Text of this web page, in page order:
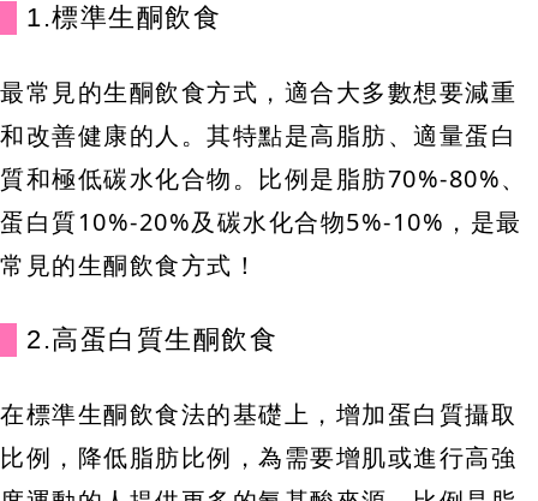
1.標準生酮飲食
最常見的生酮飲食方式，適合大多數想要減重
和改善健康的人。其特點是高脂肪、適量蛋白
質和極低碳水化合物。比例是脂肪70%-80%、
蛋白質10%-20%及碳水化合物5%-10%，是最
常見的生酮飲食方式！
2.高蛋白質生酮飲食
在標準生酮飲食法的基礎上，增加蛋白質攝取
比例，降低脂肪比例，為需要增肌或進行高強